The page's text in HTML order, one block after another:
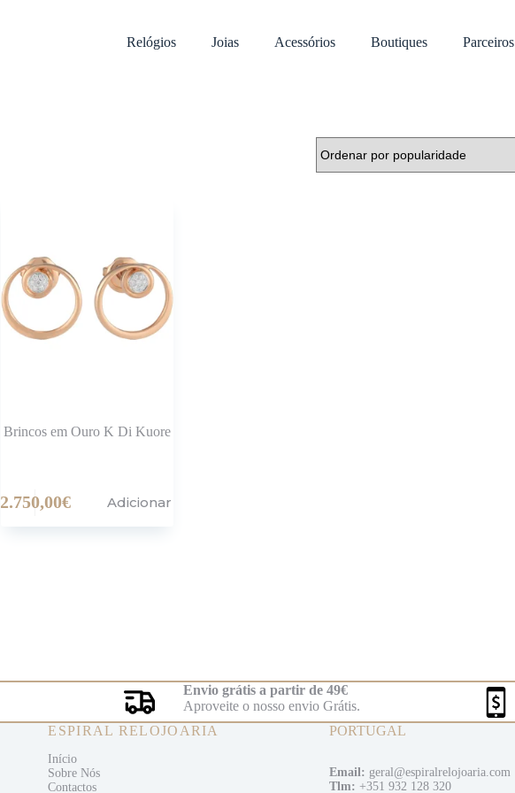
Relógios Joias Acessórios Boutiques Parceiros
Brincos em Ouro K Di Kuore
2.750,00€ Adicionar
Envio grátis a partir de 49€
Aproveite o nosso envio Grátis.
ESPIRAL RELOJOARIA
Início
Sobre Nós
Contactos
PORTUGAL
Email: geral@espiralrelojoaria.com
Tlm: +351 932 128 320